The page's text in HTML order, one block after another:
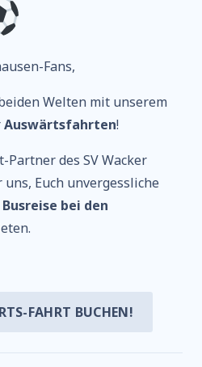
Fans,
Welten mit unserem
Auswärtsfahrten!
des SV Wacker
Euch unvergessliche
Busreise bei den
FAHRT BUCHEN!